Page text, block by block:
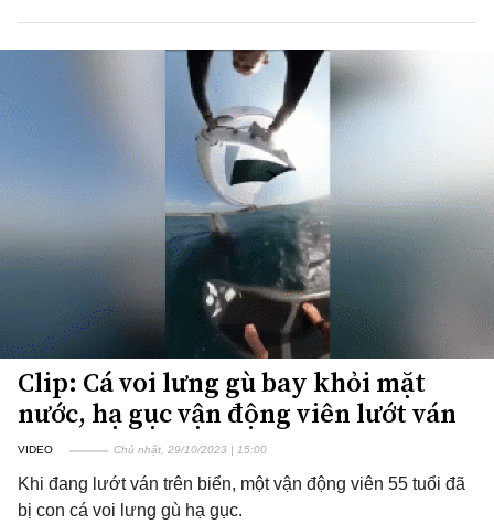
Clip: Cá voi lưng gù bay khỏi mặt
nước, hạ gục vận động viên lướt ván
VIDEO Chủ nhật, 29/10/2023 | 15:00
Khi đang lướt ván trên biển, một vận động viên 55 tuổi đã
bị con cá voi lưng gù hạ gục.